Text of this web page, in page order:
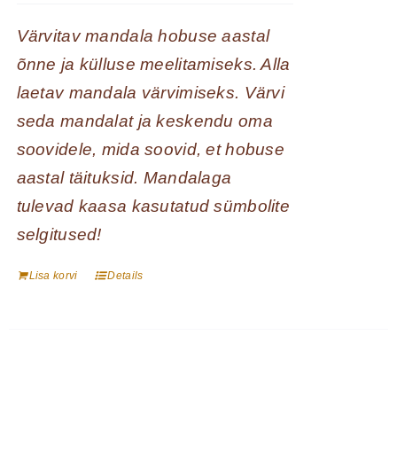
Värvitav mandala hobuse aastal
õnne ja külluse meelitamiseks. Alla
laetav mandala värvimiseks. Värvi
seda mandalat ja keskendu oma
soovidele, mida soovid, et hobuse
aastal täituksid. Mandalaga
tulevad kaasa kasutatud sümbolite
selgitused!
Lisa korvi Details